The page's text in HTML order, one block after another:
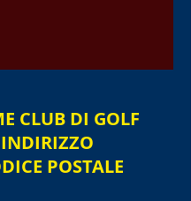
CLUB DI GOLF
INDIRIZZO
POSTALE